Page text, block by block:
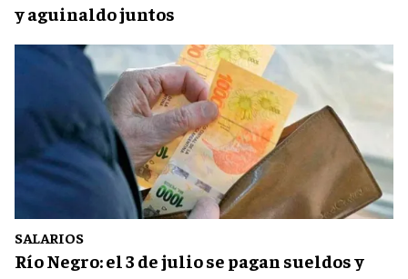
y aguinaldo juntos
SALARIOS
Río Negro: el 3 de julio se pagan sueldos y